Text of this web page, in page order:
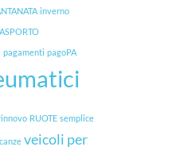
inverno
pagamenti pagoPA
RUOTE semplice
veicoli per